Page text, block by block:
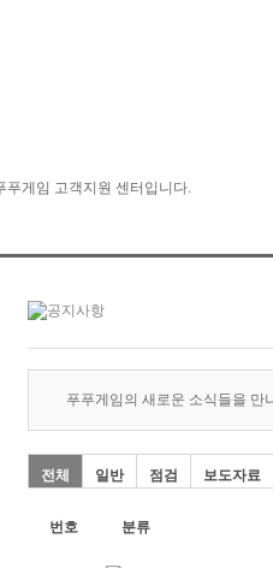
푸푸게임의 새로운 소식들을 만
전체 일반 점검 보도자료
번호 분류